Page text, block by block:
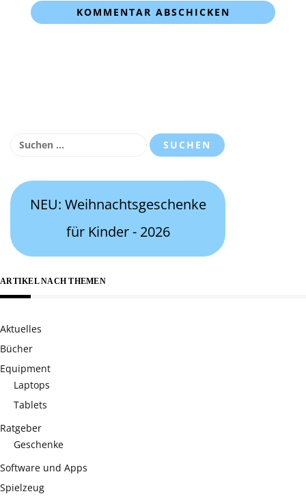
Suchen
NEU: Weihnachtsgeschenke
für Kinder - 2026
ARTIKEL NACH THEMEN
Aktuelles
Bücher
Equipment
Laptops
Tablets
Ratgeber
Geschenke
Software und Apps
Spielzeug